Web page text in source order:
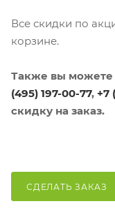
Все скидки по
корзине.
Также вы можете
(495) 197-00-77, +7
скидку на заказ.
СДЕЛАТЬ ЗАКАЗ